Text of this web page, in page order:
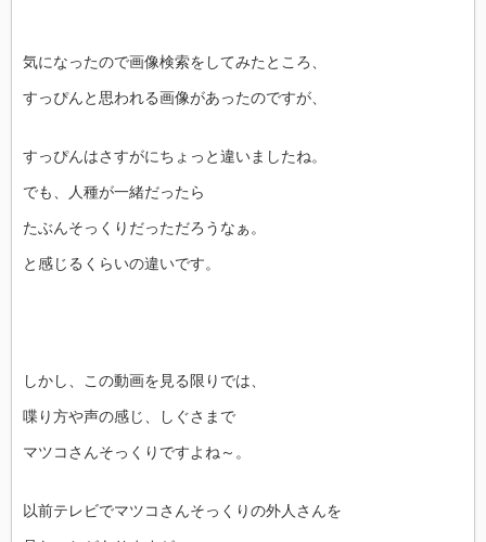
気になったので画像検索をしてみたところ、
すっぴんと思われる画像があったのですが、
すっぴんはさすがにちょっと違いましたね。
でも、人種が一緒だったら
たぶんそっくりだっただろうなぁ。
と感じるくらいの違いです。
しかし、この動画を見る限りでは、
喋り方や声の感じ、しぐさまで
マツコさんそっくりですよね～。
以前テレビでマツコさんそっくりの外人さんを